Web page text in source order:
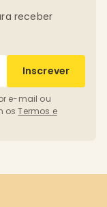
receber
Inscrever
e-mail ou
osTermos e